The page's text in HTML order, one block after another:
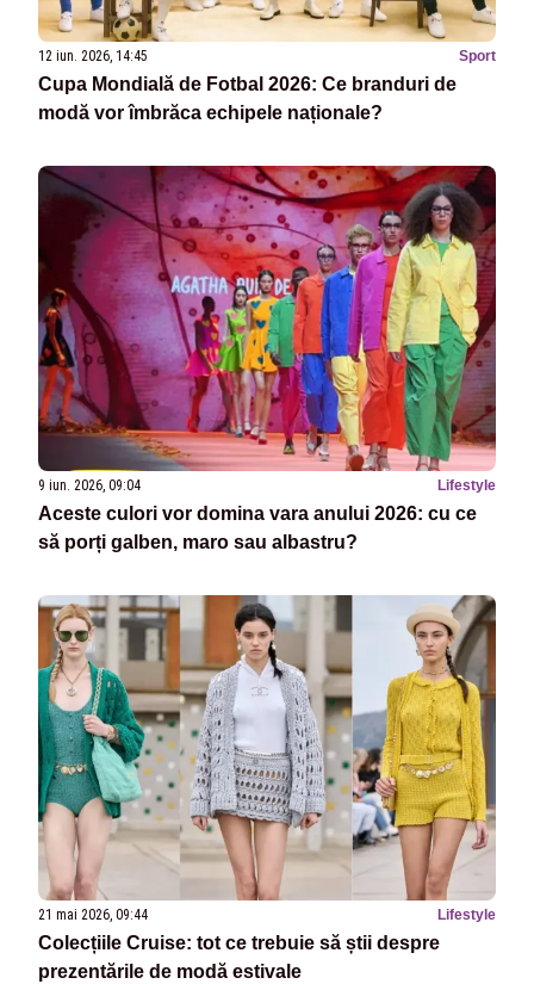
12 iun. 2026, 14:45 Sport
Cupa Mondială de Fotbal 2026: Ce branduri de
modă vor îmbrăca echipele naționale?
9 iun. 2026, 09:04 Lifestyle
Aceste culori vor domina vara anului 2026: cu ce
să porți galben, maro sau albastru?
21 mai 2026, 09:44 Lifestyle
Colecțiile Cruise: tot ce trebuie să știi despre
prezentările de modă estivale